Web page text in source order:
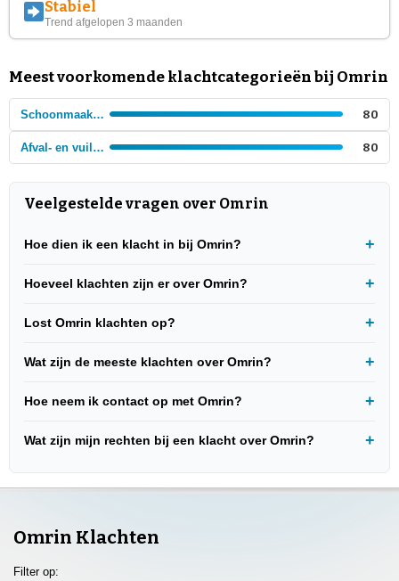
Stabiel
Trend afgelopen 3 maanden
Meest voorkomende klachtcategorieën bij Omrin
Schoonmaakbedrijven 80
Afval- en vuilnis bedrijven 80
Veelgestelde vragen over Omrin
Hoe dien ik een klacht in bij Omrin?
Hoeveel klachten zijn er over Omrin?
Lost Omrin klachten op?
Wat zijn de meeste klachten over Omrin?
Hoe neem ik contact op met Omrin?
Wat zijn mijn rechten bij een klacht over Omrin?
Omrin Klachten
Filter op: